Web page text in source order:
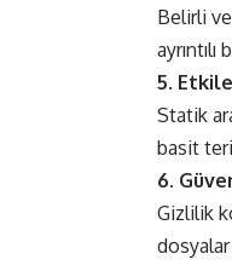
Belirli
5.
Statik
basit
6.
Gizlilik